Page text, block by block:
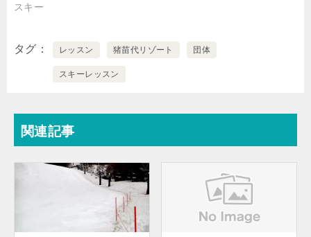
スキー
タグ レッスン 猪苗代リゾート 団体
スキーレッスン
関連記事